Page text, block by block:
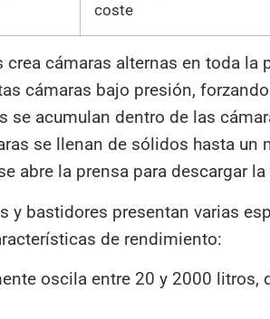
coste
cámaras alternas en toda la
cámaras bajo presión,
acumulan dentro de las
se llenan de sólidos hasta un
abre la prensa para descargar la
y bastidores presentan varias
de rendimiento:
oscila entre 20 y 2000 litros,